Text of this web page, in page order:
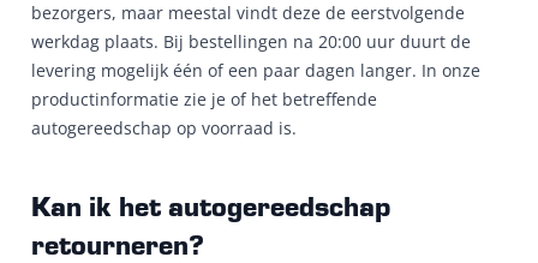
bezorgers, maar meestal vindt deze de eerstvolgende
werkdag plaats. Bij bestellingen na 20:00 uur duurt de
levering mogelijk één of een paar dagen langer. In onze
productinformatie zie je of het betreffende
autogereedschap op voorraad is.
Kan ik het autogereedschap
retourneren?